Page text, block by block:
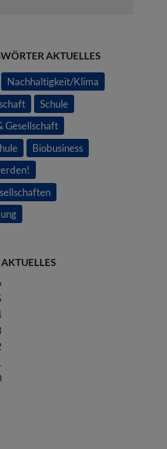
AKTUELLES
Nachhaltigkeit/Klima
Schule
Gesellschaft
Biobusiness